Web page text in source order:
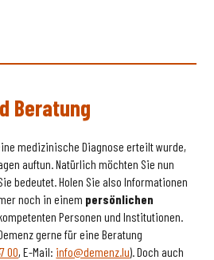
Beratung
medizinische Diagnose erteilt wurde,
auftun. Natürlich möchten Sie nun
bedeutet. Holen Sie also Informationen
noch in einem persönlichen
Personen und Institutionen.
gerne für eine Beratung
00, E-Mail: info@demenz.lu). Doch auch